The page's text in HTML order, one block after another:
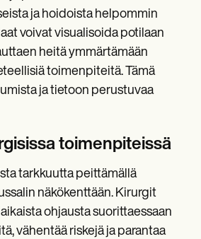
ja hoidoista helpommin
voivat visualisoida potilaan
heitä ymmärtämään
toimenpiteitä. Tämä
ja tietoon perustuvaa
toimenpiteissä
tarkkuutta peittämällä
näkökenttään. Kirurgit
ohjausta suorittaessaan
vähentää riskejä ja parantaa